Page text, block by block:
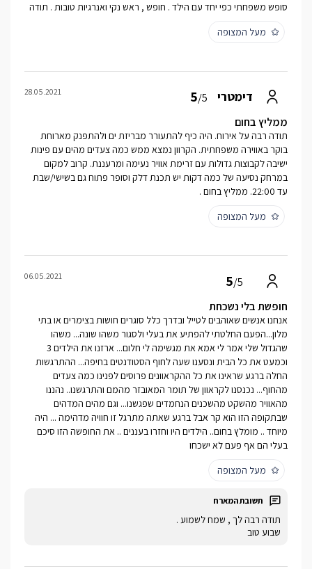
סופש משפחתי כפי יחד עם הילד . חופש , ראש נקי ואנרגיות טובות . תודה
מעל המצופה
דימטרי 5/5
28.05.2021
ממליץ בחום
תודה רבה על אירוח. היה כיף להתעורר מבריזת ים ולהתפנק מארוחת
בוקר באווירה משפחתית. הקרוון נמצא ממש כמה צעדים מהים עם פינות
ישיבה לקבוצות גדולות עם זרימת אוויר נעימה ומרעננת. קרוב למקום
במרחק נסיעה של כמה דקות יש תכנת דלק וסופר פתוח גם בשישי/שבת
עד 22:00. ממליץ בחום .
מעל המצופה
5/5
06.05.2021
חופשת בלי נשכחת
אנחנו אנשים שאוהבים לטייל ובדרך כלל סוגרים חושות בצימרים או בתי
מלון...הפעם החלטתי להפתיע את בעלי ולסגור משהו שונה... משהו
שהגדול שלי אמר לי אמא את מגשימה לי חלום... ארזנו את הילדים 3
וכמעט את כל הבית ונסענו שעה לחוף הסטודנטים בחיפה... ההתרגשות
החלה ברגע שראינו את כל ההקראוונים פרוסים לפנינו כמה צעדים
מהחוף... נכנסנו לקראוון של תומר המאובזר מהמם והתרגשנו.. נהננו
מהאוויר מהשקט מהשכנים הנחמדים שפגשנו... וגם מהים המדהים
שבתקופה הזו הוא קר אבל ברגע שאתה מתרגל זו חוויה מדהימה ... היה
מיוחד .. מומלץ בחום.. הילדים היו וחזרו בעננים .. את החופשה הזו סיכם
בעלי הם אף פעם לא ישכחו
מעל המצופה
תודה רבה לך , שמח לשמוע .
שבוע טוב